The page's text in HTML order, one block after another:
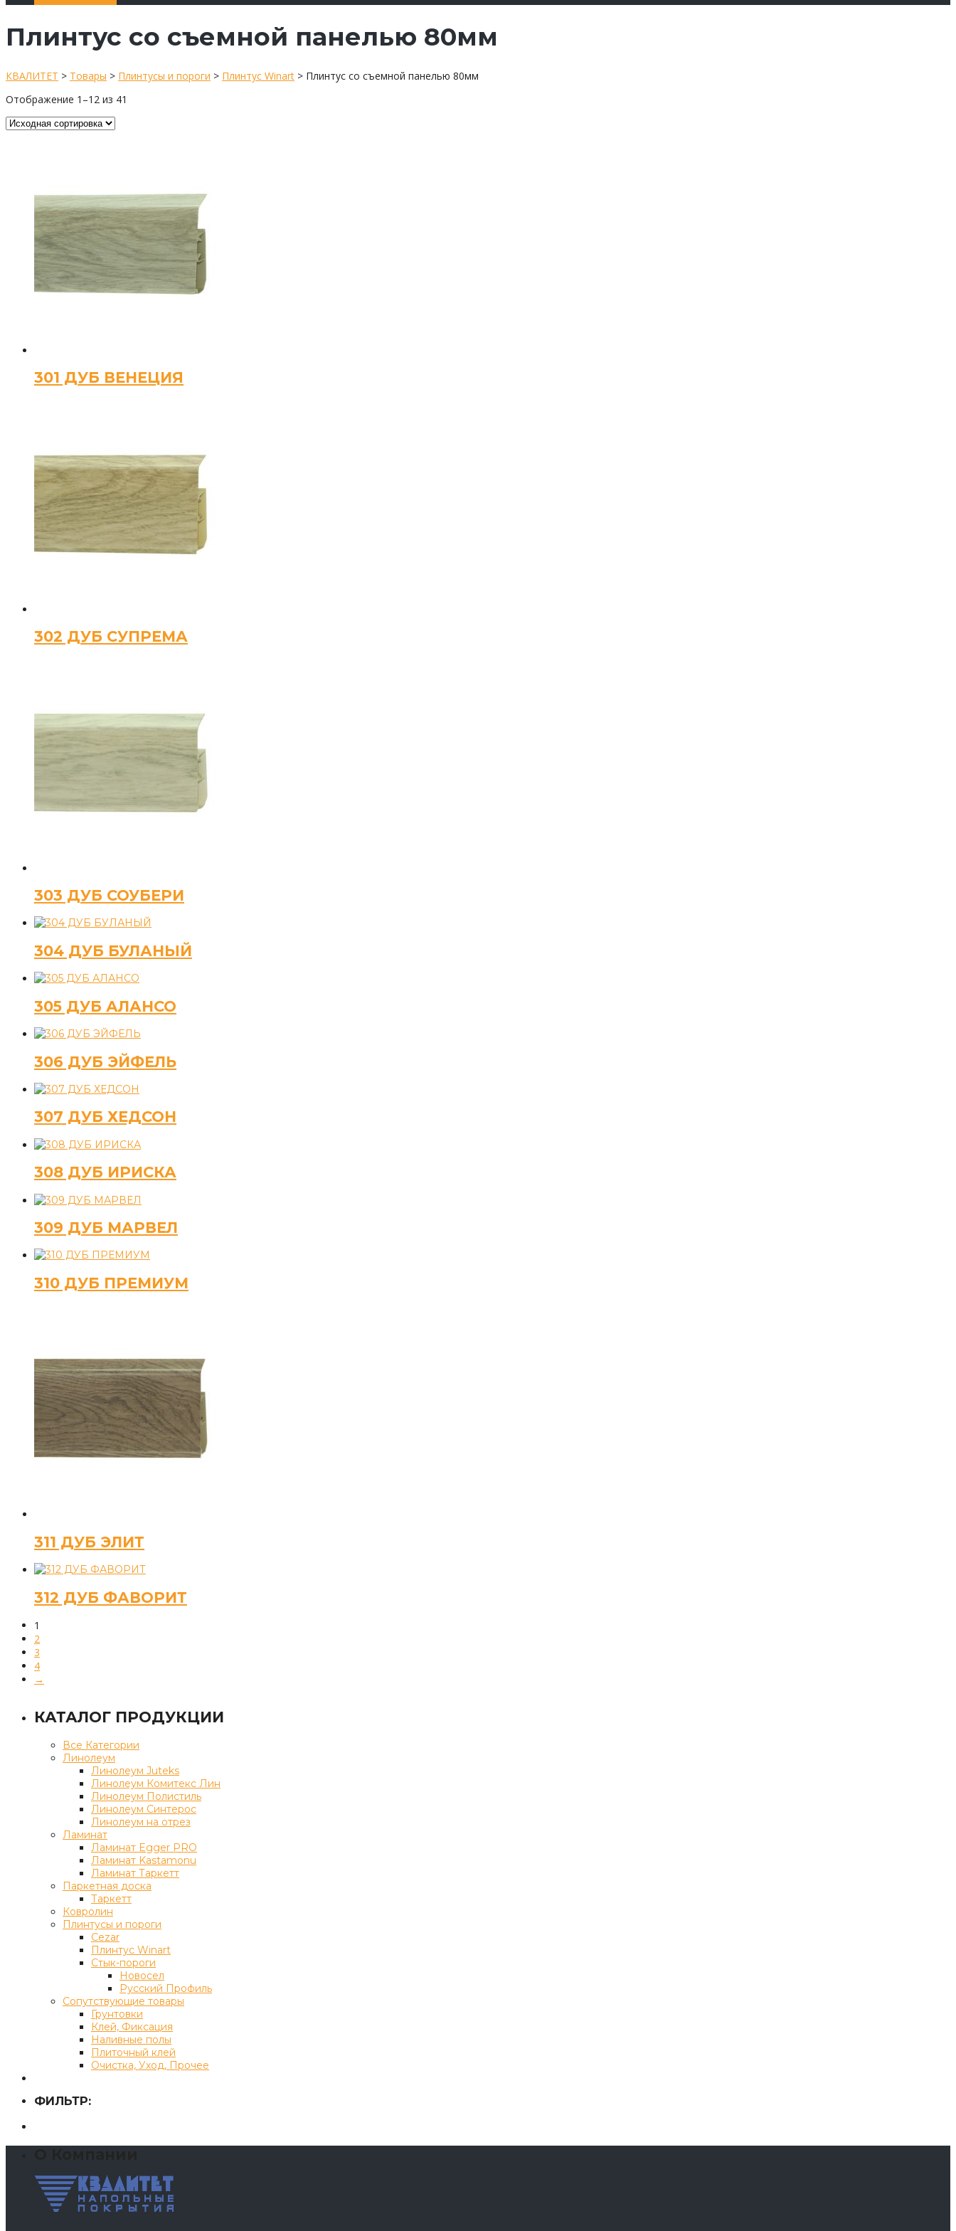
Плинтус со съемной панелью 80мм
КВАЛИТЕТ > Товары > Плинтусы и пороги > Плинтус Winart > Плинтус со съемной панелью 80мм
Отображение 1–12 из 41
301 ДУБ ВЕНЕЦИЯ
302 ДУБ СУПРЕМА
303 ДУБ СОУБЕРИ
304 ДУБ БУЛАНЫЙ
305 ДУБ АЛАНСО
306 ДУБ ЭЙФЕЛЬ
307 ДУБ ХЕДСОН
308 ДУБ ИРИСКА
309 ДУБ МАРВЕЛ
310 ДУБ ПРЕМИУМ
311 ДУБ ЭЛИТ
312 ДУБ ФАВОРИТ
1
2
3
4
→
КАТАЛОГ ПРОДУКЦИИ
Все Категории
Линолеум
Линолеум Juteks
Линолеум Комитекс Лин
Линолеум Полистиль
Линолеум Синтерос
Линолеум на отрез
Ламинат
Ламинат Egger PRO
Ламинат Kastamonu
Ламинат Таркетт
Паркетная доска
Таркетт
Ковролин
Плинтусы и пороги
Cezar
Плинтус Winart
Стык-пороги
Новосел
Русский Профиль
Сопутствующие товары
Грунтовки
Клей, Фиксация
Наливные полы
Плиточный клей
Очистка, Уход, Прочее
ФИЛЬТР: